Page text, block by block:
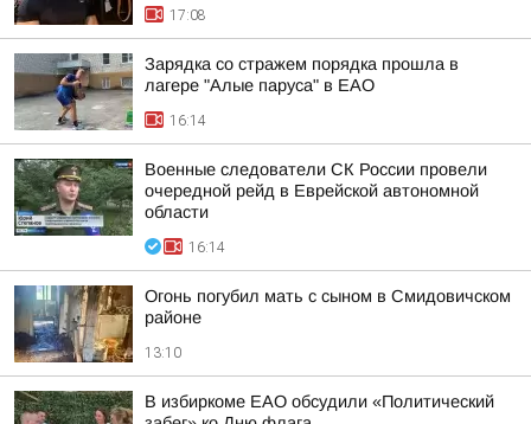
17:08
Зарядка со стражем порядка прошла в
лагере "Алые паруса" в ЕАО
16:14
Военные следователи СК России провели
очередной рейд в Еврейской автономной
области
16:14
Огонь погубил мать с сыном в Смидовичском
районе
13:10
В избиркоме ЕАО обсудили «Политический